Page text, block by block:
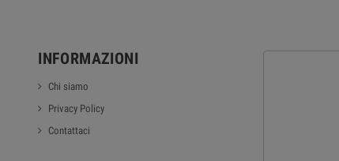
INFORMAZIONI
Chi siamo
Privacy Policy
Contattaci